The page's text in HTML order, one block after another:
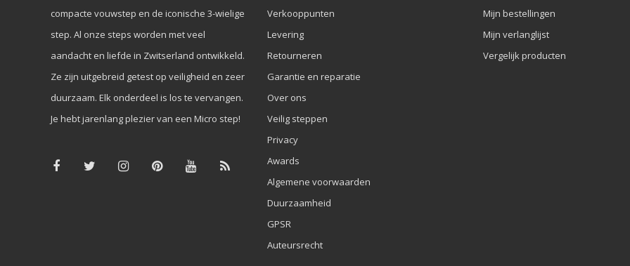
compacte vouwstep en de iconische 3-wielige
step. Al onze steps worden met veel
aandacht en liefde in Zwitserland ontwikkeld.
Ze zijn uitgebreid getest op veiligheid en zeer
duurzaam. Elk onderdeel is los te vervangen.
Je hebt jarenlang plezier van een Micro step!
Verkooppunten
Levering
Retourneren
Garantie en reparatie
Over ons
Veilig steppen
Privacy
Awards
Algemene voorwaarden
Duurzaamheid
GPSR
Auteursrecht
Mijn bestellingen
Mijn verlanglijst
Vergelijk producten